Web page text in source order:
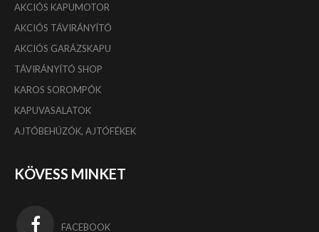
AKCIÓS KAPUMOTOR
AKCIÓS TÁVIRÁNYÍTÓ
AKCIÓS GARÁZSKAPU
TÁVIRÁNYÍTÓ SHOP
KAROS SOROMPÓK
KAPUVASALATOK
AJTÓBEHÚZÓK, AJTÓFÉKEK
KÖVESS MINKET
FACEBOOK